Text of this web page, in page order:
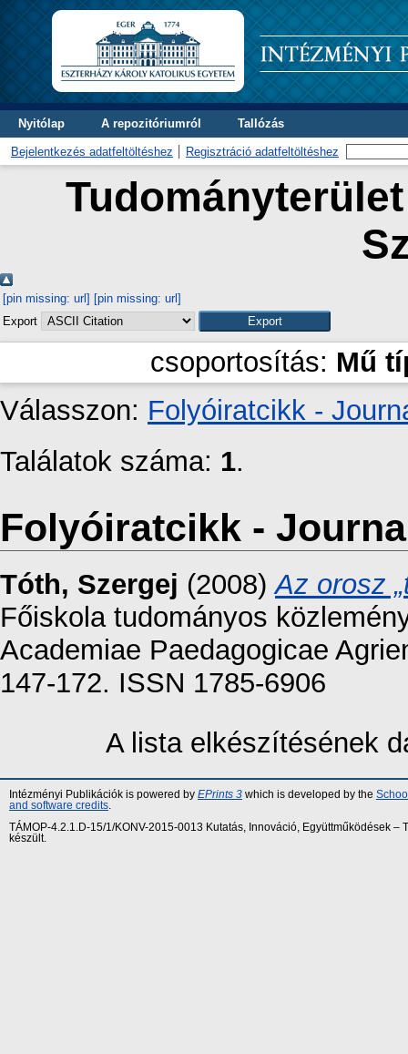
Nyitólap A repozitóriumról Tallózás
Bejelentkezés adatfeltöltéshez Regisztráció adatfeltöltéshez
[pin missing: url] [pin missing: url]
Export
csoportosítás: Mű
Válasszon: Folyóiratcikk -
Találatok száma: 1.
Folyóiratcikk -
Tóth, Szergej (2008)Az orosz
Főiskola tudományos
Academiae Paedagogicae
147-172. ISSN 1785-6906
A lista elkészítésének
Intézményi Publikációk is powered by EPrints 3 which is developed by the
and software credits
TÁMOP-4.2.1.D-15/1/KONV-2015-0013 Kutatás, Innováció, Együttműködések
készült.